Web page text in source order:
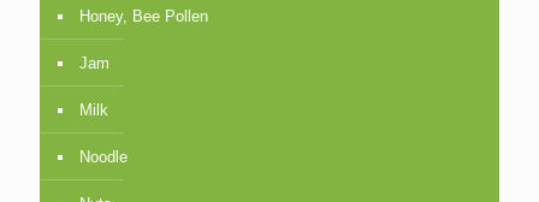
Honey, Bee Pollen
Jam
Milk
Noodle